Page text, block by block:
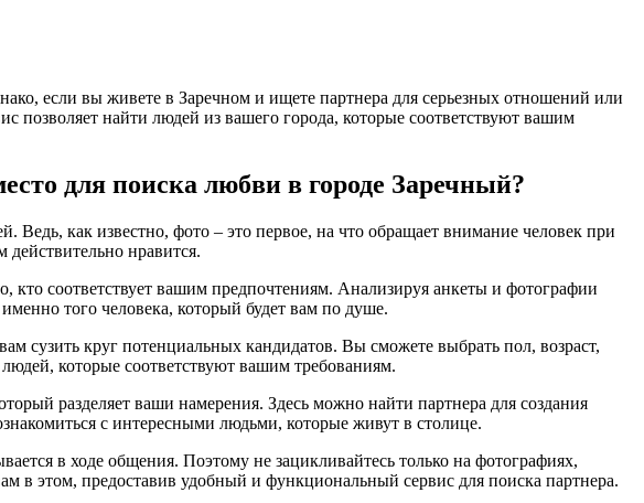
если вы живете в Заречном и ищете партнера для серьезных отношений или
позволяет найти людей из вашего города, которые соответствуют вашим
для поиска любви в городе Заречный?
как известно, фото – это первое, на что обращает внимание человек при
нравится.
кто соответствует вашим предпочтениям. Анализируя анкеты и фотографии
того человека, который будет вам по душе.
сузить круг потенциальных кандидатов. Вы сможете выбрать пол, возраст,
которые соответствуют вашим требованиям.
разделяет ваши намерения. Здесь можно найти партнера для создания
с интересными людьми, которые живут в столице.
в ходе общения. Поэтому не зацикливайтесь только на фотографиях,
в этом, предоставив удобный и функциональный сервис для поиска партнера.